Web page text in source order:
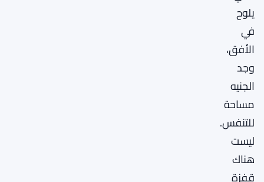
يلوح
في
الأفق،
وجد
الجنيه
مساحة
للتنفس.
ليست
هناك
قفزة